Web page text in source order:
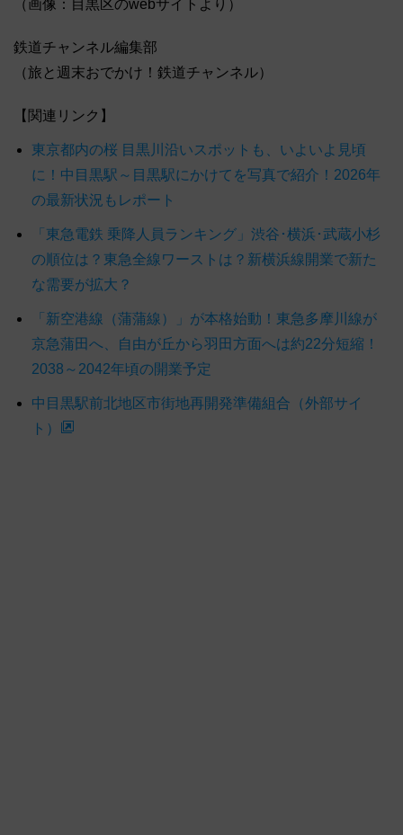
（画像：目黒区のwebサイトより）
鉄道チャンネル編集部
（旅と週末おでかけ！鉄道チャンネル）
【関連リンク】
東京都内の桜 目黒川沿いスポットも、いよいよ見頃
に！中目黒駅～目黒駅にかけてを写真で紹介！2026年
の最新状況もレポート
「東急電鉄 乗降人員ランキング」渋谷･横浜･武蔵小杉
の順位は？東急全線ワーストは？新横浜線開業で新た
な需要が拡大？
「新空港線（蒲蒲線）」が本格始動！東急多摩川線が
京急蒲田へ、自由が丘から羽田方面へは約22分短縮！
2038～2042年頃の開業予定
中目黒駅前北地区市街地再開発準備組合（外部サイ
ト）